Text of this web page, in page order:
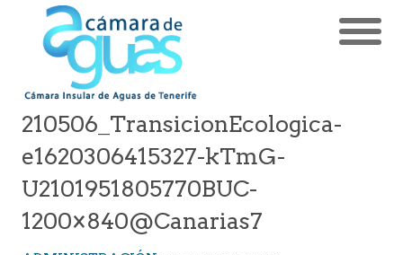
210506_TransicionEcologica-
e1620306415327-kTmG-
U2101951805770BUC-
1200×840@Canarias7